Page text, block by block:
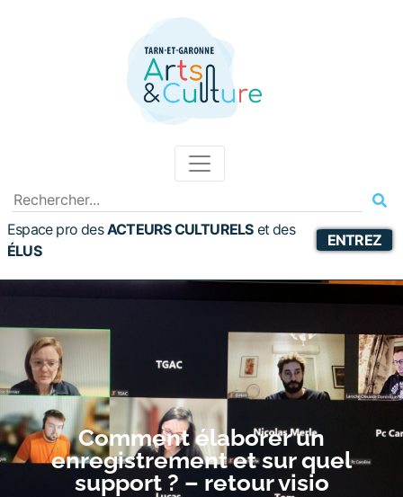
Espace pro desACTEURS CULTURELS etdes
ÉLUS
ENTREZ
Comment élaborer un
enregistrement et sur quel
support ? – retour visio